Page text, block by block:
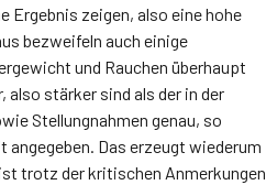
Ergebnis zeigen, also eine hohe
bezweifeln auch einige
und Rauchen überhaupt
stärker sind als der in der
Stellungnahmen genau, so
Das erzeugt wiederum
trotz der kritischen Anmerkungen